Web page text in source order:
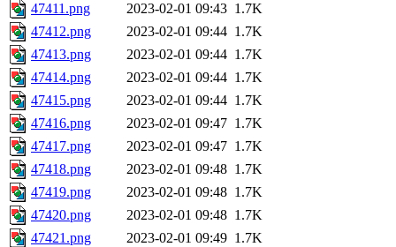
47411.png
2023-02-01 09:43 1.7K
47412.png
2023-02-01 09:44 1.7K
47413.png
2023-02-01 09:44 1.7K
47414.png
2023-02-01 09:44 1.7K
47415.png
2023-02-01 09:44 1.7K
47416.png
2023-02-01 09:47 1.7K
47417.png
2023-02-01 09:47 1.7K
47418.png
2023-02-01 09:48 1.7K
47419.png
2023-02-01 09:48 1.7K
47420.png
2023-02-01 09:48 1.7K
47421.png
2023-02-01 09:49 1.7K